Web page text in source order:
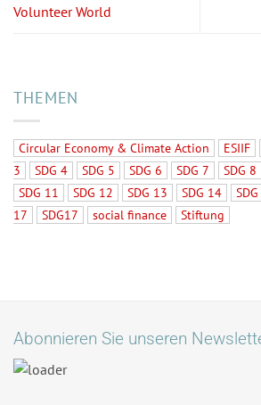
Volunteer World
THEMEN
Circular Economy & Climate Action ESIIF
3
SDG 4 SDG 5 SDG 6 SDG 7 SDG 8
SDG 11
SDG 12 SDG 13 SDG 14
17
SDG17 social finance Stiftung
Abonnieren Sie unseren